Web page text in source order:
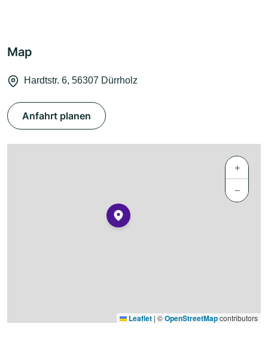
Map
Hardtstr. 6, 56307 Dürrholz
Anfahrt planen
+
−
Leaflet | ©OpenStreetMapcontributors